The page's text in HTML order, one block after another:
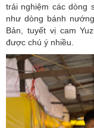
trải nghiệm các dòng
như dòng bánh
Bản, tuyết vị cam
được chú ý nhiều.